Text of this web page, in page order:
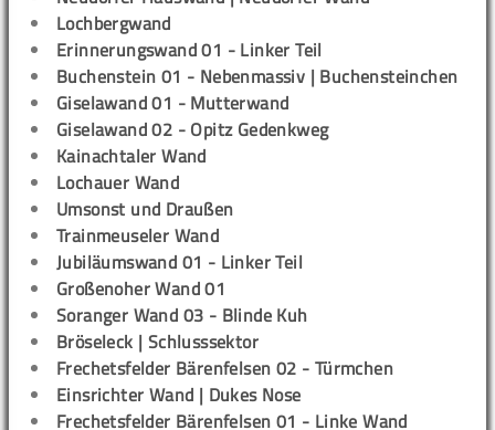
Lochbergwand
Erinnerungswand 01 - Linker Teil
Buchenstein 01 - Nebenmassiv | Buchensteinchen
Giselawand 01 - Mutterwand
Giselawand 02 - Opitz Gedenkweg
Kainachtaler Wand
Lochauer Wand
Umsonst und Draußen
Trainmeuseler Wand
Jubiläumswand 01 - Linker Teil
Großenoher Wand 01
Soranger Wand 03 - Blinde Kuh
Bröseleck | Schlusssektor
Frechetsfelder Bärenfelsen 02 - Türmchen
Einsrichter Wand | Dukes Nose
Frechetsfelder Bärenfelsen 01 - Linke Wand